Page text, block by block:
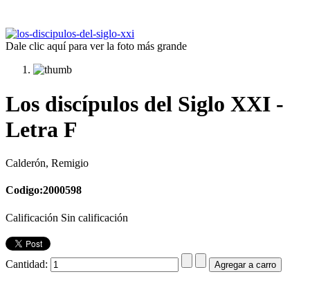
Dale clic aquí para ver la foto más grande
Los discípulos del Siglo XXI -
Letra F
Calderón, Remigio
Codigo:2000598
Calificación Sin calificación
Cantidad: